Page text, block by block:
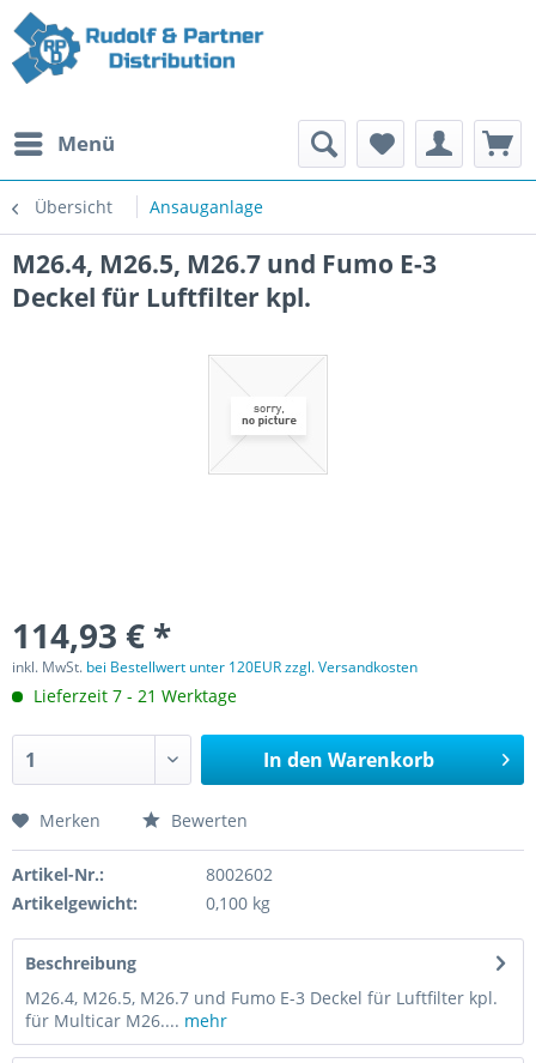
Menü
Übersicht Ansauganlage
M26.4, M26.5, M26.7 und Fumo E-3
Deckel für Luftfilter kpl.
114,93 € *
inkl. MwSt. bei Bestellwert unter 120EUR zzgl. Versandkosten
Lieferzeit 7 - 21 Werktage
In den Warenkorb
Merken Bewerten
Artikel-Nr.:
8002602
Artikelgewicht:
0,100 kg
Beschreibung
M26.4, M26.5, M26.7 und Fumo E-3 Deckel für Luftfilter kpl.
für Multicar M26.... mehr